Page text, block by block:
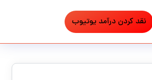
نقد کردن درآمد یوتیوب